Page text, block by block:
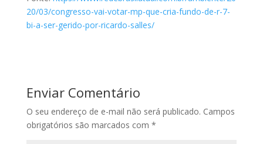
20/03/congresso-vai-votar-mp-que-cria-fundo-de-r-7-
bi-a-ser-gerido-por-ricardo-salles/
Enviar Comentário
O seu endereço de e-mail não será publicado. Campos
obrigatórios são marcados com *